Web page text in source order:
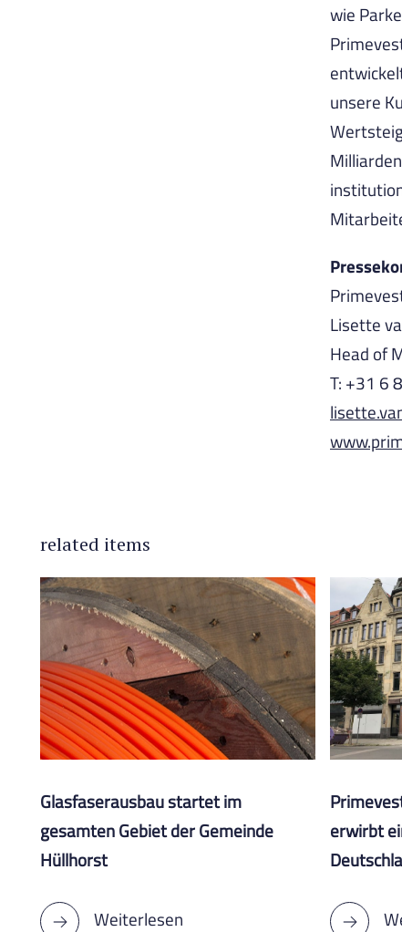
wie
unsere
Lisette
Head of
T: +31 6
related items
Glasfaserausbau startet im
gesamten Gebiet der Gemeinde
Hüllhorst
Weiterlesen
erwirbt